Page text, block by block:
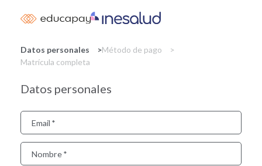
to
content
Datos personales
Método de pago
Matrícula completa
Datos personales
Email
Nombre